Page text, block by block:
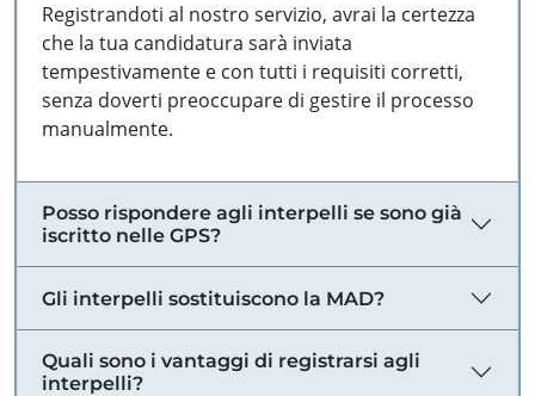
Registrandoti al nostro servizio, avrai la certezza
che la tua candidatura sarà inviata
tempestivamente e con tutti i requisiti corretti,
senza doverti preoccupare di gestire il processo
manualmente.
Posso rispondere agli interpelli se sono già
iscritto nelle GPS?
Gli interpelli sostituiscono la MAD?
Quali sono i vantaggi di registrarsi agli
interpelli?